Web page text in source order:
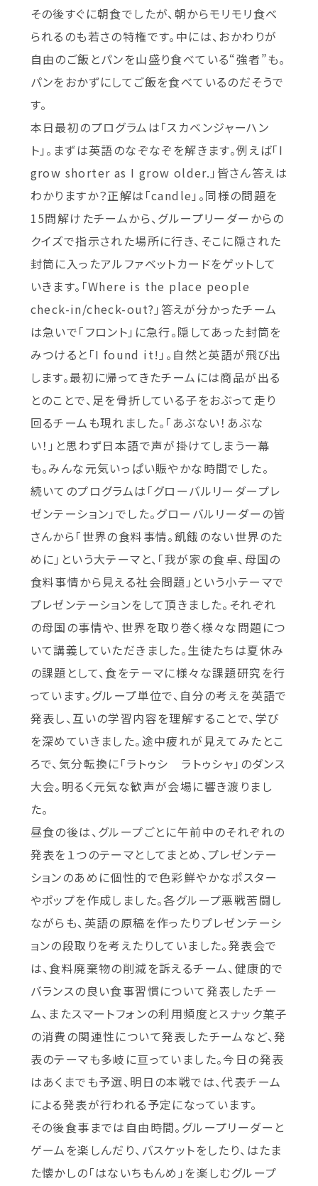
その後すぐに朝食でしたが、朝からモリモリ食べ
られるのも若さの特権です。中には、おかわりが
自由のご飯とパンを山盛り食べている“強者”も。
パンをおかずにしてご飯を食べているのだそうで
す。
本日最初のプログラムは「スカベンジャーハン
ト」。まずは英語のなぞなぞを解きます。例えば「I
grow shorter as I grow older.」皆さん答えは
わかりますか？正解は「candle」。同様の問題を
15問解けたチームから、グループリーダーからの
クイズで指示された場所に行き、そこに隠された
封筒に入ったアルファベットカードをゲットして
いきます。「Where is the place people
check-in/check-out?」答えが分かったチーム
は急いで「フロント」に急行。隠してあった封筒を
みつけると「I found it!」。自然と英語が飛び出
します。最初に帰ってきたチームには商品が出る
とのことで、足を骨折している子をおぶって走り
回るチームも現れました。「あぶない！あぶな
い！」と思わず日本語で声が掛けてしまう一幕
も。みんな元気いっぱい賑やかな時間でした。
続いてのプログラムは「グローバルリーダープレ
ゼンテーション」でした。グローバルリーダーの皆
さんから「世界の食料事情。飢餓のない世界のた
めに」という大テーマと、「我が家の食卓、母国の
食料事情から見える社会問題」という小テーマで
プレゼンテーションをして頂きました。それぞれ
の母国の事情や、世界を取り巻く様々な問題につ
いて講義していただきました。生徒たちは夏休み
の課題として、食をテーマに様々な課題研究を行
っています。グループ単位で、自分の考えを英語で
発表し、互いの学習内容を理解することで、学び
を深めていきました。途中疲れが見えてみたとこ
ろで、気分転換に「ラトゥシ ラトゥシャ」のダンス
大会。明るく元気な歓声が会場に響き渡りまし
た。
昼食の後は、グループごとに午前中のそれぞれの
発表を１つのテーマとしてまとめ、プレゼンテー
ションのあめに個性的で色彩鮮やかなポスター
やポップを作成しました。各グループ悪戦苦闘し
ながらも、英語の原稿を作ったりプレゼンテーシ
ョンの段取りを考えたりしていました。発表会で
は、食料廃棄物の削減を訴えるチーム、健康的で
バランスの良い食事習慣について発表したチー
ム、またスマートフォンの利用頻度とスナック菓子
の消費の関連性について発表したチームなど、発
表のテーマも多岐に亘っていました。今日の発表
はあくまでも予選、明日の本戦では、代表チーム
による発表が行われる予定になっています。
その後食事までは自由時間。グループリーダーと
ゲームを楽しんだり、バスケットをしたり、はたま
た懐かしの「はないちもんめ」を楽しむグループ